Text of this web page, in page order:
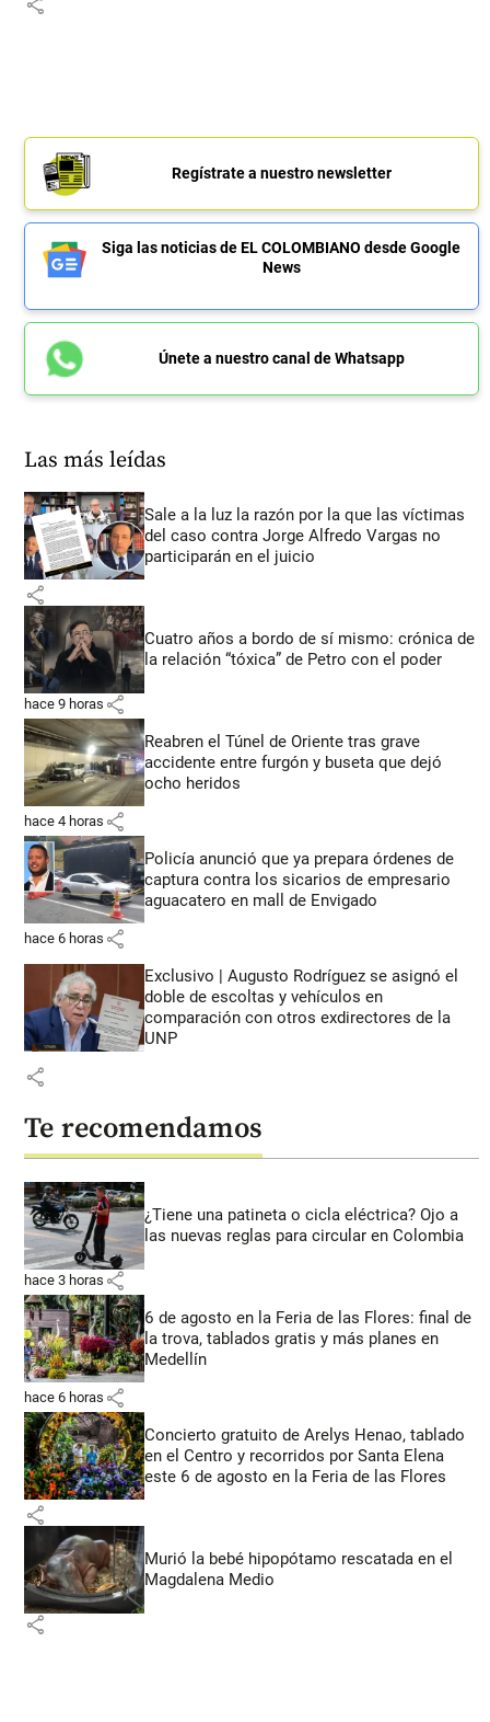
Regístrate a nuestro newsletter
Siga las noticias de EL COLOMBIANO desde Google
News
Únete a nuestro canal de Whatsapp
Las más leídas
Sale a la luz la razón por la que las víctimas
del caso contra Jorge Alfredo Vargas no
participarán en el juicio
share
Cuatro años a bordo de sí mismo: crónica de
la relación “tóxica” de Petro con el poder
hace 9 horas share
Reabren el Túnel de Oriente tras grave
accidente entre furgón y buseta que dejó
ocho heridos
hace 4 horas share
Policía anunció que ya prepara órdenes de
captura contra los sicarios de empresario
aguacatero en mall de Envigado
hace 6 horas share
Exclusivo | Augusto Rodríguez se asignó el
doble de escoltas y vehículos en
comparación con otros exdirectores de la
UNP
share
Te recomendamos
¿Tiene una patineta o cicla eléctrica? Ojo a
las nuevas reglas para circular en Colombia
hace 3 horas share
6 de agosto en la Feria de las Flores: final de
la trova, tablados gratis y más planes en
Medellín
hace 6 horas share
Concierto gratuito de Arelys Henao, tablado
en el Centro y recorridos por Santa Elena
este 6 de agosto en la Feria de las Flores
share
Murió la bebé hipopótamo rescatada en el
Magdalena Medio
share